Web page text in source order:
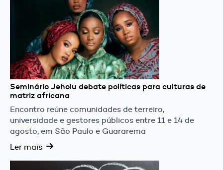
Seminário Jeholu debate políticas para culturas de
matriz africana
Encontro reúne comunidades de terreiro,
universidade e gestores públicos entre 11 e 14 de
agosto, em São Paulo e Guararema
Ler mais